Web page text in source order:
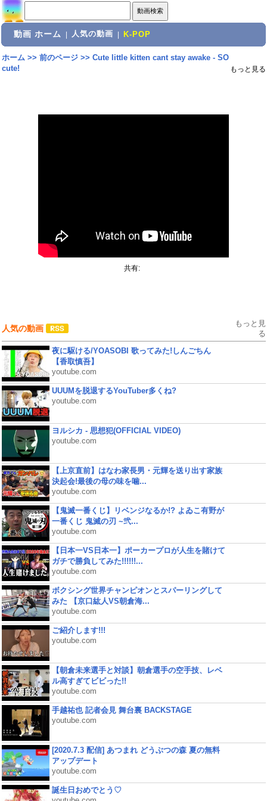
動画 ホーム 人気の動画 K-POP
ホーム>> 前のページ>> Cute little kitten cant stay awake - SO
cute!
もっと見る
共有:
人気の動画
もっと見
る
夜に駆ける/YOASOBI 歌ってみた!しんごちん
【香取慎吾】
youtube.com
UUUMを脱退するYouTuber多くね?
youtube.com
ヨルシカ - 思想犯(OFFICIAL VIDEO)
youtube.com
【上京直前】はなわ家長男・元輝を送り出す家族
決起会!最後の母の味を噛...
youtube.com
【鬼滅一番くじ】リベンジなるか!? よゐこ有野が
一番くじ 鬼滅の刃 ~弐...
youtube.com
【日本一VS日本一】ポーカープロが人生を賭けて
ガチで勝負してみた!!!!!!...
youtube.com
ボクシング世界チャンピオンとスパーリングして
みた 【京口紘人VS朝倉海...
youtube.com
ご紹介します!!!
youtube.com
【朝倉未来選手と対談】朝倉選手の空手技、レベ
ル高すぎてビビった!!
youtube.com
手越祐也 記者会見 舞台裏 BACKSTAGE
youtube.com
[2020.7.3 配信] あつまれ どうぶつの森 夏の無料
アップデート
youtube.com
誕生日おめでとう♡